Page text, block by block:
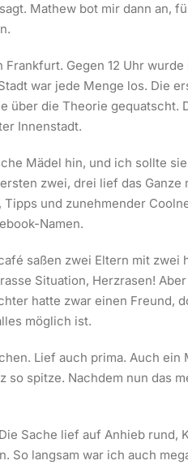
Mathew bot mir dann an,
Frankfurt. Gegen 12 Uhr
war jede Menge los. Die
über die Theorie gequatscht.
Innenstadt.
Mädel hin, und ich sollte
zwei, drei lief das
und zunehmender
Namen.
saßen zwei Eltern mit
Situation, Herzrasen!
hatte zwar einen Freund,
möglich ist.
Lief auch prima. Auch
so spitze. Nachdem nun das
Sache lief auf Anhieb
langsam war ich auch